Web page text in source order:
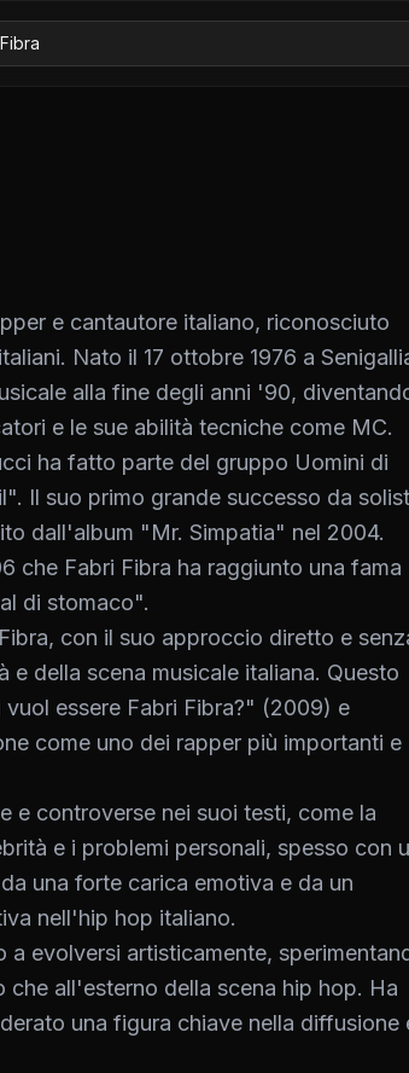
e cantautore italiano, riconosciuto
Nato il 17 ottobre 1976 a
alla fine degli anni '90,
e le sue abilità tecniche come MC.
ha fatto parte del gruppo Uomini di
Il suo primo grande successo da
dall'album "Mr. Simpatia" nel 2004.
che Fabri Fibra ha raggiunto una fama
di stomaco".
con il suo approccio diretto e
della scena musicale italiana. Questo
essere Fabri Fibra?" (2009) e
come uno dei rapper più importanti e
e controverse nei suoi testi, come la
e i problemi personali, spesso con
una forte carica emotiva e da un
nell'hip hop italiano.
a evolversi artisticamente,
all'esterno della scena hip hop. Ha
una figura chiave nella diffusione